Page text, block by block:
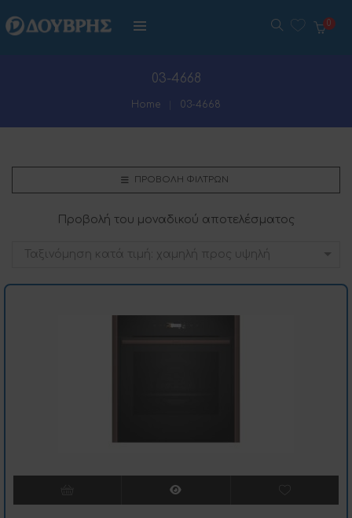
03-4668
Home 03-4668
ΠΡΟΒΟΛΉ ΦΊΛΤΡΩΝ
Προβολή του μοναδικού αποτελέσματος
Ταξινόμηση κατά τιμή: χαμηλή προς υψηλή